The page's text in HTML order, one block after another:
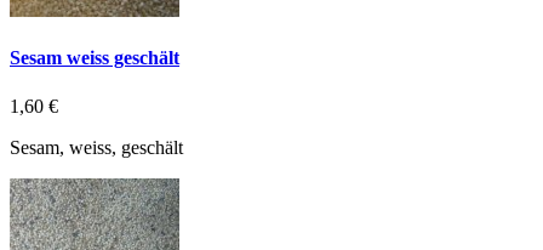
Sesam weiss geschält
1,60 €
Sesam, weiss, geschält